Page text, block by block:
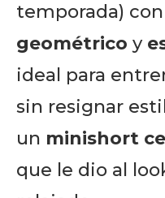
temporada) con
geométrico y
ideal para
sin resignar
un minishort
que le dio al